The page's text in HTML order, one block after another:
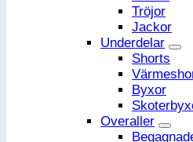
Tröjor
Jackor
Underdelar
Shorts
Byxor
Overaller